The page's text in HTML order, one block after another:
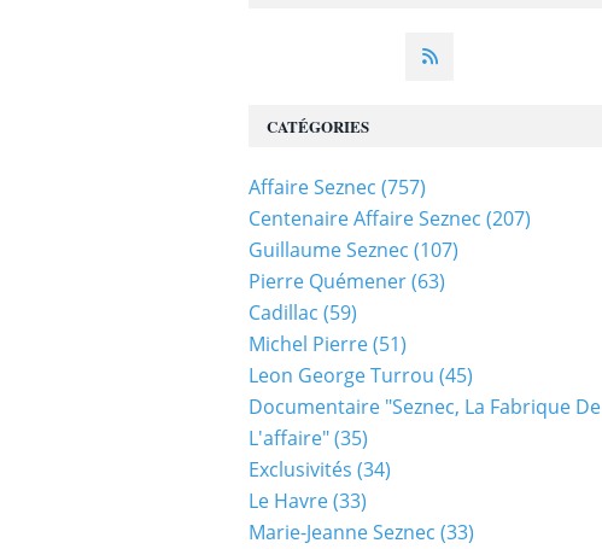
CATÉGORIES
Affaire Seznec (757)
Centenaire Affaire Seznec (207)
Guillaume Seznec (107)
Pierre Quémener(63)
Cadillac (59)
Michel Pierre(51)
Leon George Turrou (45)
Documentaire "seznec, La Fabrique De
L'affaire"(35)
Exclusivités (34)
Le Havre(33)
Marie-Jeanne Seznec (33)